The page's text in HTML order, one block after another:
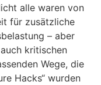
alle waren von
für zusätzliche
– aber
kritischen
Wege, die
Hacks“ wurden